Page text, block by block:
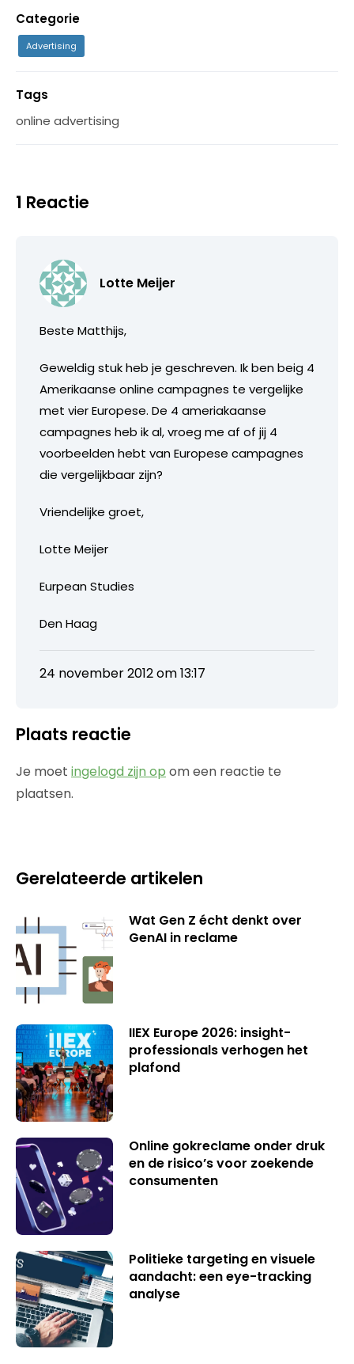
Categorie
Advertising
Tags
online advertising
1 Reactie
Lotte Meijer
Beste Matthijs,
Geweldig stuk heb je geschreven. Ik ben beig 4
Amerikaanse online campagnes te vergelijke
met vier Europese. De 4 ameriakaanse
campagnes heb ik al, vroeg me af of jij 4
voorbeelden hebt van Europese campagnes
die vergelijkbaar zijn?
Vriendelijke groet,
Lotte Meijer
Eurpean Studies
Den Haag
24 november 2012 om 13:17
Plaats reactie
Je moet ingelogd zijn op om een reactie te
plaatsen.
Gerelateerde artikelen
Wat Gen Z écht denkt over
GenAI in reclame
IIEX Europe 2026: insight-
professionals verhogen het
plafond
Online gokreclame onder druk
en de risico’s voor zoekende
consumenten
Politieke targeting en visuele
aandacht: een eye-tracking
analyse